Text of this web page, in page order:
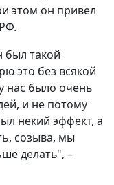
этом он привел
такой
это без всякой
нас было очень
и не потому
некий эффект, а
созыва, мы
делать", –